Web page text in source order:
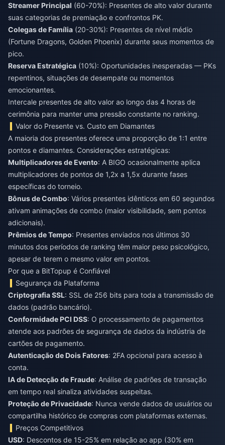
Streamer Principal (60-70%): Presentes de alto valor durante
suas categorias de premiação e confrontos PK.
Colegas de Família (20-30%): Presentes de nível médio
(Fortune Dragons, Golden Phoenix) durante seus momentos de
pico.
Reserva Estratégica (10%): Oportunidades inesperadas — PKs
repentinos, situações de desempate ou momentos
emocionantes.
Intercale presentes de alto valor ao longo das 4 horas de
cerimônia para manter uma pressão constante no ranking.
Valor do Presente vs. Custo em Diamantes
A maioria dos presentes oferece uma proporção de 1:1 entre
pontos e diamantes. Considerações estratégicas:
Multiplicadores de Evento: A BIGO ocasionalmente aplica
multiplicadores de pontos de 1,2x a 1,5x durante fases
específicas do torneio.
Bônus de Combo: Vários presentes idênticos em 60 segundos
ativam animações de combo (maior visibilidade, sem pontos
adicionais).
Prêmios de Tempo: Presentes enviados nos últimos 30
minutos dos períodos de ranking têm maior peso psicológico,
apesar de terem o mesmo valor em pontos.
Por que a BitTopup é Confiável
Segurança da Plataforma
Criptografia SSL: SSL de 256 bits para toda a transmissão de
dados (padrão bancário).
Conformidade PCI DSS: O processamento de pagamentos
atende aos padrões de segurança de dados da indústria de
cartões de pagamento.
Autenticação de Dois Fatores: 2FA opcional para acesso à
conta.
IA de Detecção de Fraude: Análise de padrões de transação
em tempo real sinaliza atividades suspeitas.
Proteção de Privacidade: Nunca vende dados de usuários ou
compartilha histórico de compras com plataformas externas.
Preços Competitivos
USD: Descontos de 15-25% em relação ao app (30% em